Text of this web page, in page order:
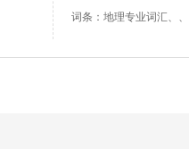
词条：地理专业词汇、